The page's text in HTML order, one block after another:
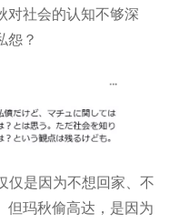
对社会的认知不够深
怨？
仅是因为不想回家、不
但玛秋偷高达，是因为